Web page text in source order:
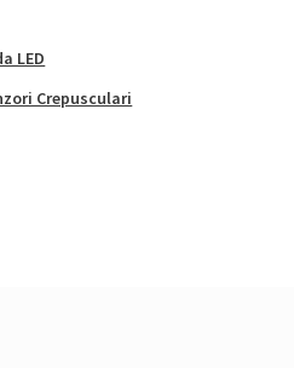
LED
Crepusculari